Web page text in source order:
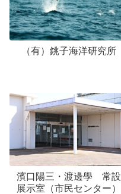
（有）銚子海洋研究所
濱口陽三・渡邊學 常設
展示室（市民センター）